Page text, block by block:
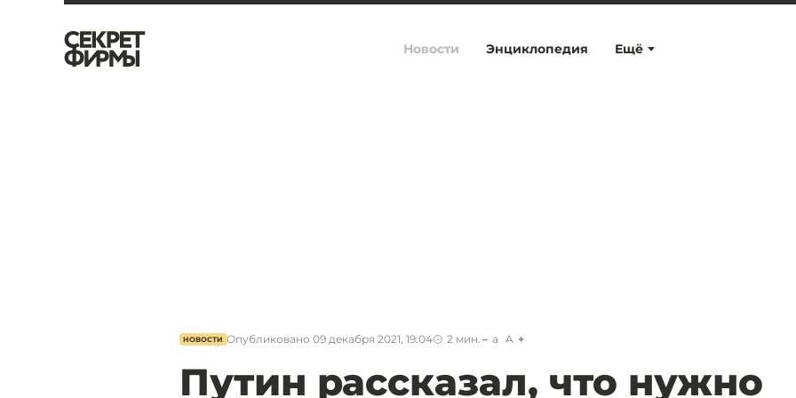
Ещё
Новости Энциклопедия
НОВОСТИ Опубликовано 09 декабря 2021, 19:04 2 мин. a A
Путин рассказал, что нужно